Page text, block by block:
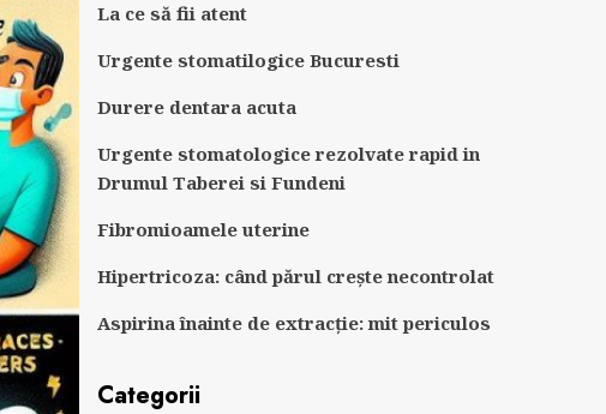
La ce să fii atent
Urgente stomatilogice Bucuresti
Durere dentara acuta
Urgente stomatologice rezolvate rapid in
Drumul Taberei si Fundeni
Fibromioamele uterine
Hipertricoza: când părul crește necontrolat
Aspirina înainte de extracție: mit periculos
Categorii